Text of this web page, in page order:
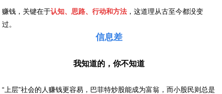
赚钱，关键在于认知、思路、行动和方法 ，这道理从古至今都没变
过。
信息差
我知道的，你不知道
“上层”社会的人赚钱更容易，巴菲特炒股能成为富翁，而小股民则总是